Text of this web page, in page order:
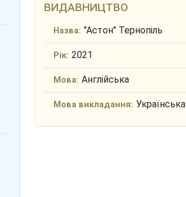
ВИДАВНИЦТВО
Назва: "Астон" Тернопіль
Рік: 2021
Мова: Англійська
Мова викладання: Українська